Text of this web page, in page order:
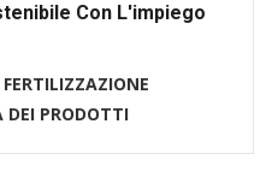
Con L'impiego
DEI PRODOTTI